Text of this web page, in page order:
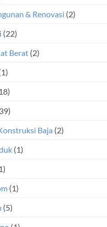
& Renovasi (2)
(22)
Berat (2)
Baja (2)
(1)
(1)
(5)